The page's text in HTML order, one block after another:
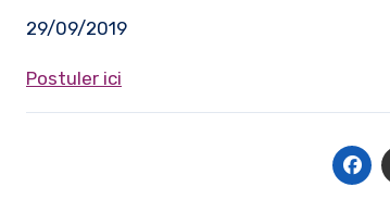
29/09/2019
Postuler ici